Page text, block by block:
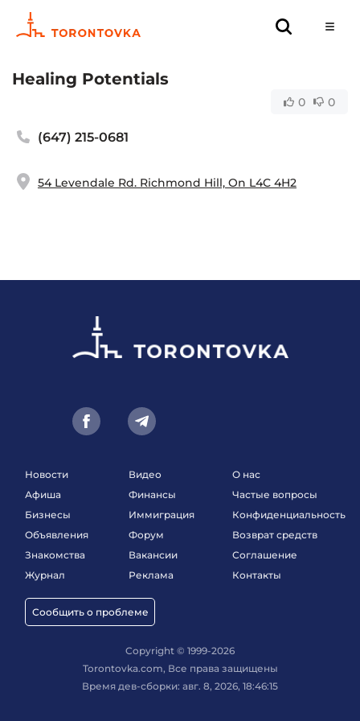
Healing Potentials
0 0
(647) 215-0681
54 Levendale Rd. Richmond Hill, On L4C 4H2
Новости
Афиша
Бизнесы
Объявления
Знакомства
Журнал
Сообщить о проблеме
Видео
Финансы
Иммиграция
Форум
Вакансии
Реклама
О нас
Частые вопросы
Конфиденциальность
Возврат средств
Соглашение
Контакты
Copyright © 1999-2026
Torontovka.com, Все права защищены
Время дев-сборки: авг. 8, 2026, 18:46:15